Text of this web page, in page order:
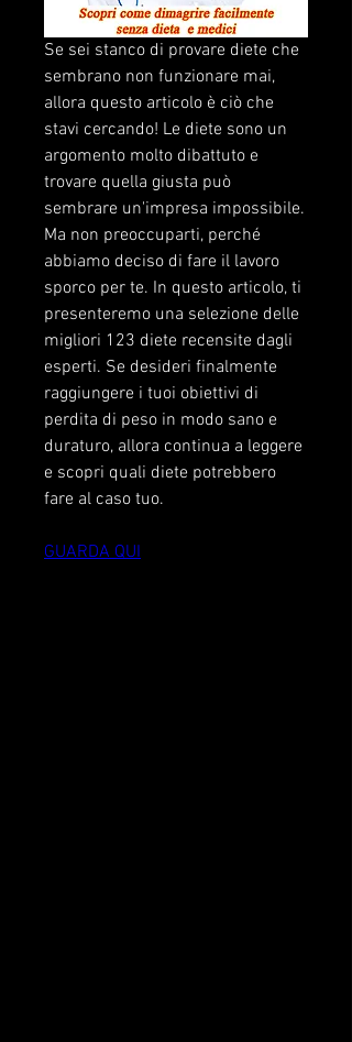
Se sei stanco di provare diete che
sembrano non funzionare mai,
allora questo articolo è ciò che
stavi cercando! Le diete sono un
argomento molto dibattuto e
trovare quella giusta può
sembrare un'impresa impossibile.
Ma non preoccuparti, perché
abbiamo deciso di fare il lavoro
sporco per te. In questo articolo, ti
presenteremo una selezione delle
migliori 123 diete recensite dagli
esperti. Se desideri finalmente
raggiungere i tuoi obiettivi di
perdita di peso in modo sano e
duraturo, allora continua a leggere
e scopri quali diete potrebbero
fare al caso tuo.
GUARDA QUI